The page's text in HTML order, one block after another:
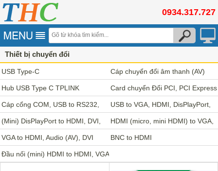
0934.317.727
Thiết bị chuyển đổi
USB Type-C Cáp chuyển đổi âm thanh (AV)
Veggieg
Hub USB Type C TPLINK Card chuyển Đổi PCI, PCI Express
Cáp cổng COM, USB to RS232,
RS422, RS485, SATA
USB to VGA, HDMI, DisPlayPort,
DVI, AV, LAN
(Mini) DisPlayPort to HDMI, DVI,
VGA, Audio (AV)
HDMI (micro, mini HDMI) to VGA,
Audio (AV), DVI
VGA to HDMI, Audio (AV), DVI BNC to HDMI
Đầu nối (mini) HDMI to HDMI, VGA